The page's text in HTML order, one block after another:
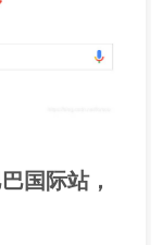
国际站，